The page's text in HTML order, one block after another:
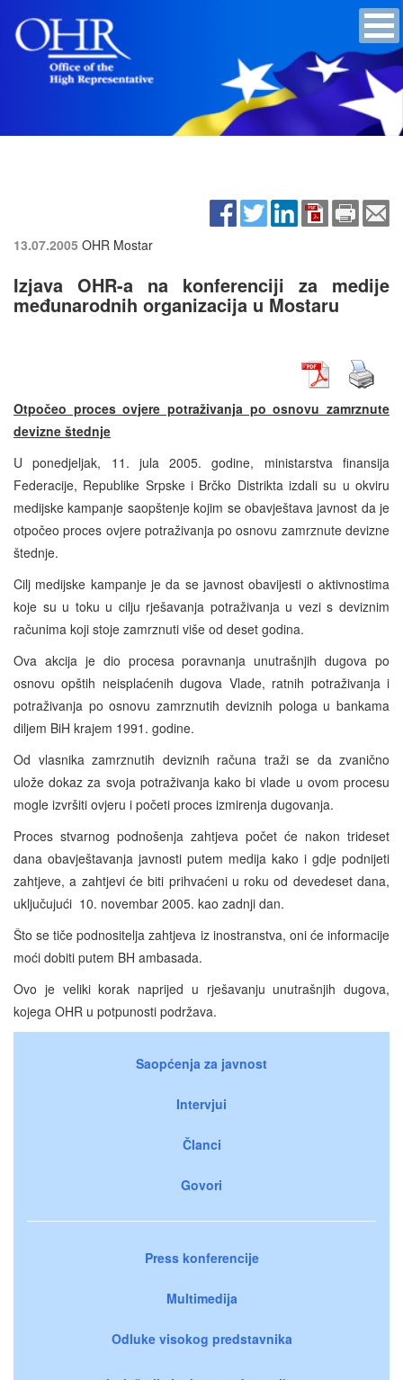
13.07.2005 OHR Mostar
Izjava OHR-a na konferenciji za medije
međunarodnih organizacija u Mostaru
Otpočeo proces ovjere potraživanja po osnovu zamrznute
devizne štednje
U ponedjeljak, 11. jula 2005. godine, ministarstva finansija
Federacije, Republike Srpske i Brčko Distrikta izdali su u okviru
medijske kampanje saopštenje kojim se obavještava javnost da je
otpočeo proces ovjere potraživanja po osnovu zamrznute devizne
štednje.
Cilj medijske kampanje je da se javnost obavijesti o aktivnostima
koje su u toku u cilju rješavanja potraživanja u vezi s deviznim
računima koji stoje zamrznuti više od deset godina.
Ova akcija je dio procesa poravnanja unutrašnjih dugova po
osnovu opštih neisplaćenih dugova Vlade, ratnih potraživanja i
potraživanja po osnovu zamrznutih deviznih pologa u bankama
diljem BiH krajem 1991. godine.
Od vlasnika zamrznutih deviznih računa traži se da zvanično
ulože dokaz za svoja potraživanja kako bi vlade u ovom procesu
mogle izvršiti ovjeru i početi proces izmirenja dugovanja.
Proces stvarnog podnošenja zahtjeva počet će nakon trideset
dana obavještavanja javnosti putem medija kako i gdje podnijeti
zahtjeve, a zahtjevi će biti prihvaćeni u roku od devedeset dana,
uključujući 10. novembar 2005. kao zadnji dan.
Što se tiče podnositelja zahtjeva iz inostranstva, oni će informacije
moći dobiti putem BH ambasada.
Ovo je veliki korak naprijed u rješavanju unutrašnjih dugova,
kojega OHR u potpunosti podržava.
Saopćenja za javnost
Intervjui
Članci
Govori
Press konferencije
Multimedija
Odluke visokog predstavnika